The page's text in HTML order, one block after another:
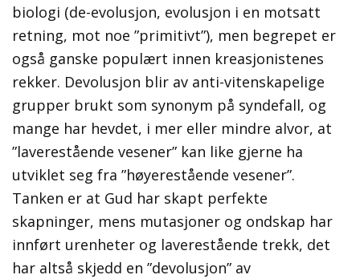
biologi (de-evolusjon, evolusjon i en motsatt
retning, mot noe ”primitivt”), men begrepet er
også ganske populært innen kreasjonistenes
rekker. Devolusjon blir av anti-vitenskapelige
grupper brukt som synonym på syndefall, og
mange har hevdet, i mer eller mindre alvor, at
”laverestående vesener” kan like gjerne ha
utviklet seg fra ”høyerestående vesener”.
Tanken er at Gud har skapt perfekte
skapninger, mens mutasjoner og ondskap har
innført urenheter og laverestående trekk, det
har altså skjedd en ”devolusjon” av